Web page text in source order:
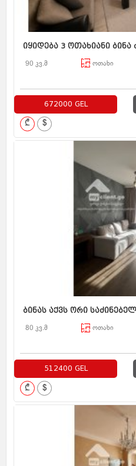
იყიდება 3 ოთახიანი ბინა
90 კვ.მ ოთახი
672000 GEL
₾ $
ბინას აქვს ორი
80 კვ.მ ოთახი
512400 GEL
₾ $